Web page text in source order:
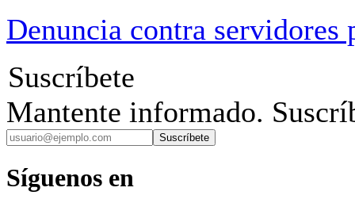
Denuncia contra servidores
Suscríbete
Mantente informado.
Suscríbete
Síguenos en